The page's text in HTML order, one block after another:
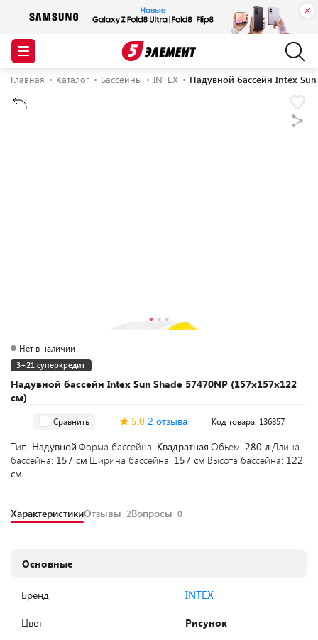
Главная Каталог Бассейны INTEX Надувной бассейн Intex
Надувной бассейн Intex Sun Shade 57470NP (157х157х122
см)
Нет в наличии
3+21 суперкредит
Сравнить 5.0 2 отзыва Код товара: 136857
Тип: Надувной Форма бассейна: Квадратная Обьем: 280 лДлина
бассейна: 157 см Ширина бассейна: 157 см Высота бассейна: 122
см
ХарактеристикиОтзывы 2Вопросы 0
Основные
Бренд INTEX
Цвет
Рисунок